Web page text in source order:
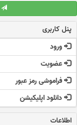
پنل کاربری
ورود
عضویت
فراموشی رمز عبور
دانلود اپلیکیشن
اطلاعات